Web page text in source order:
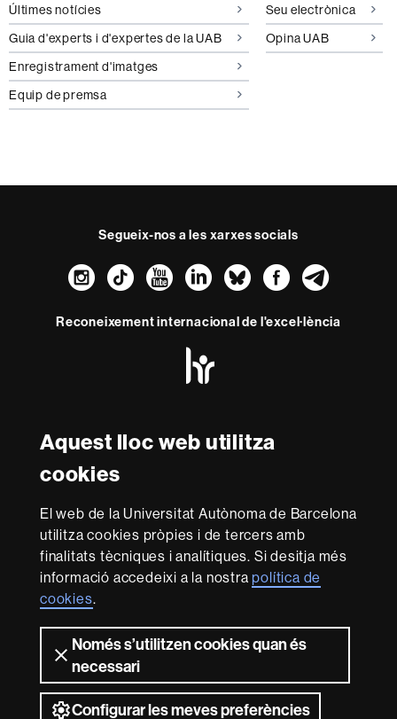
Aquest lloc web utilitza
cookies
El web de la Universitat Autònoma de Barcelona
utilitza cookies pròpies i de tercers amb
finalitats tècniques i analítiques. Si desitja més
informació accedeixi a la nostrapolítica de
cookies.
Només s’utilitzen cookies quan és
necessari
Configurar les meves preferències
Últimes notícies
Guia d'experts i d'expertes de la UAB
Enregistrament d'imatges
Equip de premsa
Seu electrònica
Opina UAB
Segueix-nos a les xarxes socials
Instagram
TikTokYouTube
LinkedIn
Bluesky
Reconeixement internacional de l'excel·lència
Euraxess
aquest
web
Avís legal Protecció de dades
Sobre el
web Accessibilitat web Mapa del web UAB
Som una universitat capdavantera que imparteix una
docència de qualitat i excel·lència, diversificada,
multidisciplinària i flexible, ajustada a les necessitats de
la societat i adaptada als nous models de l'Europa del
coneixement. La UAB és reconeguda internacionalment
per la qualitat i el caràcter innovador de la seva recerca.